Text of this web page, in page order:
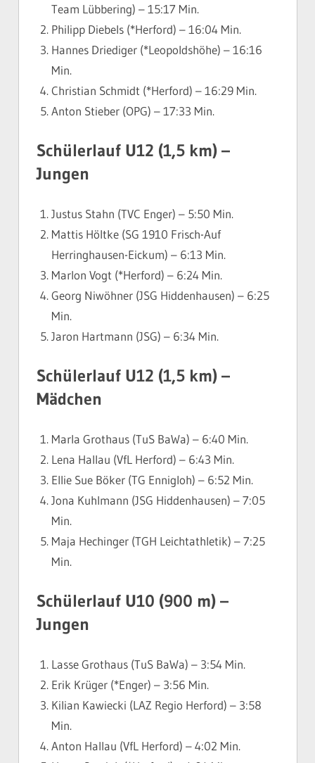
Team Lübbering) – 15:17 Min.
Philipp Diebels (*Herford) – 16:04 Min.
Hannes Driediger (*Leopoldshöhe) – 16:16
Min.
Christian Schmidt (*Herford) – 16:29 Min.
Anton Stieber (OPG) – 17:33 Min.
Schülerlauf U12 (1,5 km) –
Jungen
Justus Stahn (TVC Enger) – 5:50 Min.
Mattis Höltke (SG 1910 Frisch-Auf
Herringhausen-Eickum) – 6:13 Min.
Marlon Vogt (*Herford) – 6:24 Min.
Georg Niwöhner (JSG Hiddenhausen) – 6:25
Min.
Jaron Hartmann (JSG) – 6:34 Min.
Schülerlauf U12 (1,5 km) –
Mädchen
Marla Grothaus (TuS BaWa) – 6:40 Min.
Lena Hallau (VfL Herford) – 6:43 Min.
Ellie Sue Böker (TG Ennigloh) – 6:52 Min.
Jona Kuhlmann (JSG Hiddenhausen) – 7:05
Min.
Maja Hechinger (TGH Leichtathletik) – 7:25
Min.
Schülerlauf U10 (900 m) –
Jungen
Lasse Grothaus (TuS BaWa) – 3:54 Min.
Erik Krüger (*Enger) – 3:56 Min.
Kilian Kawiecki (LAZ Regio Herford) – 3:58
Min.
Anton Hallau (VfL Herford) – 4:02 Min.